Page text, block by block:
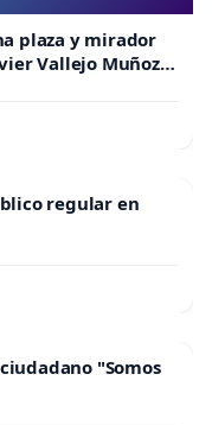
plaza y mirador
Vallejo Muñoz
regular en
"Somos